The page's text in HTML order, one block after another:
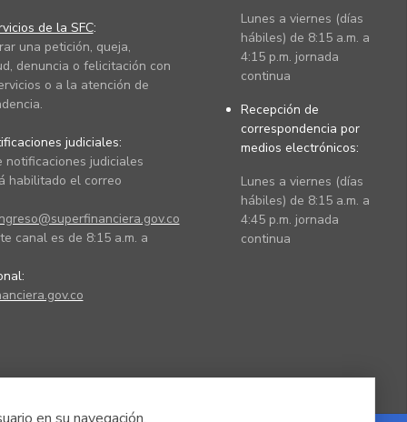
de la SFC:
una petición, queja,
denuncia o felicitación con
o a la atención de
judiciales:
notificaciones judiciales
habilitado el correo
canal es de 8:15 a.m. a
Lunes a viernes (días
hábiles) de 8:15 a.m. a
4:15 p.m. jornada
continua
Recepción de
correspondencia por
medios electrónicos:
Lunes a viernes (días
hábiles) de 8:15 a.m. a
4:45 p.m. jornada
continua